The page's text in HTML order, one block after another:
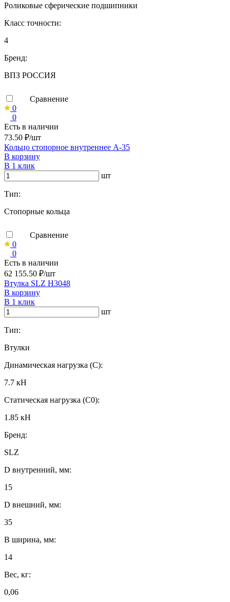
Роликовые сферические подшипники
Класс точности:
4
Бренд:
ВПЗ РОССИЯ
Сравнение
0
0
Есть в наличии
73.50 ₽/шт
Кольцо стопорное внутреннее А-35
В корзину
В 1 клик
шт
Тип:
Стопорные кольца
Сравнение
0
0
Есть в наличии
62 155.50 ₽/шт
Втулка SLZ H3048
В корзину
В 1 клик
шт
Тип:
Втулки
Динамическая нагрузка (C):
7.7 кН
Статическая нагрузка (C0):
1.85 кН
Бренд:
SLZ
D внутренний, мм:
15
D внешний, мм:
35
B ширина, мм:
14
Вес, кг:
0,06